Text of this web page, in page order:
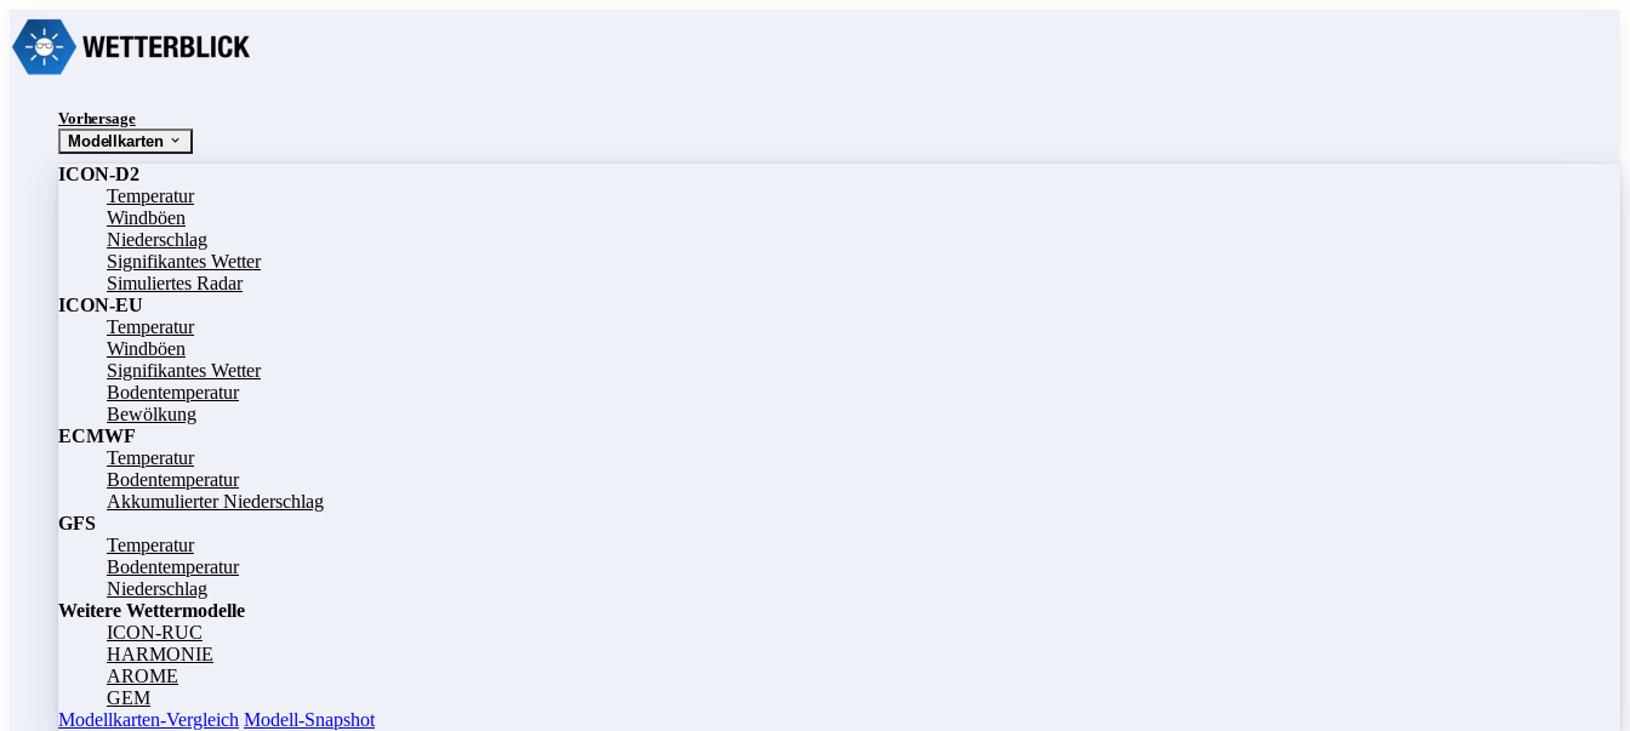
Vorhersage
Modellkarten
ICON-D2
Temperatur
Windböen
Niederschlag
Signifikantes Wetter
Simuliertes Radar
ICON-EU
Temperatur
Windböen
Signifikantes Wetter
Bodentemperatur
Bewölkung
ECMWF
Temperatur
Bodentemperatur
Akkumulierter Niederschlag
GFS
Temperatur
Bodentemperatur
Niederschlag
Weitere Wettermodelle
ICON-RUC
HARMONIE
AROME
GEM
Modellkarten-Vergleich Modell-Snapshot